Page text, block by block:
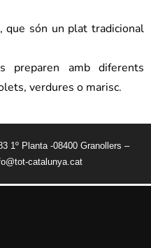
que són un plat tradicional
preparen amb diferents
verdures o marisc.
1º Planta -08400 Granollers –
catalunya.cat